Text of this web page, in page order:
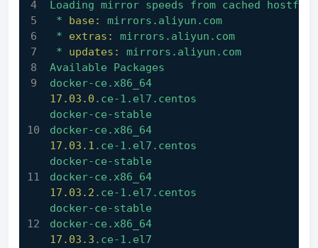
Loading mirror speeds from cached
hostfile
*
base:
mirrors.aliyun.com
*
extras:
mirrors.aliyun.com
*
updates:
mirrors.aliyun.com
Available
Packages
docker-ce.x86_64
17.03 .0 .ce-1.el7.centos
docker-ce-stable
docker-ce.x86_64
17.03 .1 .ce-1.el7.centos
docker-ce-stable
docker-ce.x86_64
17.03 .2 .ce-1.el7.centos
docker-ce-stable
docker-ce.x86_64
17.03 .3 .ce-1.el7